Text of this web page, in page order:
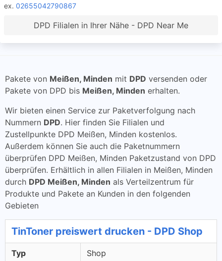
ex. 02655042790867
DPD Filialen in Ihrer Nähe - DPD Near Me
Pakete von Meißen, Minden mit DPD versenden oder
Pakete von DPD bis Meißen, Minden erhalten.
Wir bieten einen Service zur Paketverfolgung nach
Nummern DPD. Hier finden Sie Filialen und
Zustellpunkte DPD Meißen, Minden kostenlos.
Außerdem können Sie auch die Paketnummern
überprüfen DPD Meißen, Minden Paketzustand von DPD
überprüfen. Erhältlich in allen Filialen in Meißen, Minden
durch DPD Meißen, Minden als Verteilzentrum für
Produkte und Pakete an Kunden in den folgenden
Gebieten
TinToner preiswert drucken - DPD Shop
Typ Shop